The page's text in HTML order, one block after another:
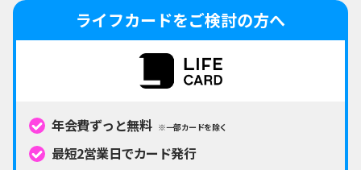
ライフカードをご検討の方へ
年会費ずっと無料 ※一部カードを除く
最短2営業日でカード発行